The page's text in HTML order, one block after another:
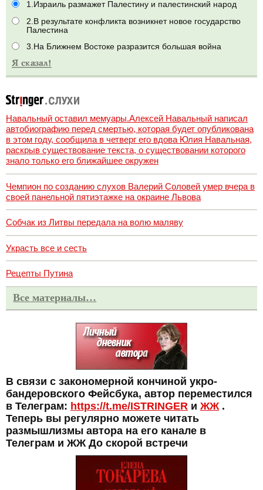
1.Израиль размажет Палестину и палестинский народ
2.В результате конфликта возникнет новое государство
Палестина
3.На Ближнем Востоке разразится большая война
Навальный оставил мемуары.Алексей Навальный написал
автобиографию перед смертью, которая будет опубликована
в этом году, сообщила в четверг его вдова Юлия Навальная,
раскрыв существование текста, о существовании которого
знало только его ближайшее окружен
Чемпион по созданию слухов Валерий Соловей умер вчера в
своей панельной пятиэтажке на окраине Львова
Собчак из Литвы передала на волю маляву
Украсть все и сесть
Рецепты Путина
Все материалы…
В связи с закономерной кончиной укро-
бандеровского Фейсбука, автор переместился
в Телеграм: https://t.me/ISTRINGER и ЖЖ .
Теперь вы регулярно можете читать
размышлизмы автора на его канале в
Телеграм и ЖЖ До скорой встречи